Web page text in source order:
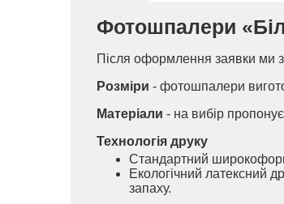
Фотошпалери
Після оформлення заявки ми
Розміри - фотошпалери
Матеріали - на вибір
Технологія друку
Стандартний
Екологічний латексний
запаху.